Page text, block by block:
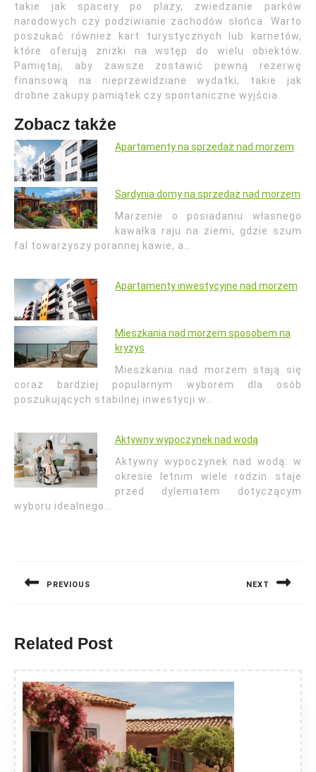
takie jak spacery po plaży, zwiedzanie parków
narodowych czy podziwianie zachodów słońca. Warto
poszukać również kart turystycznych lub karnetów,
które oferują zniżki na wstęp do wielu obiektów.
Pamiętaj, aby zawsze zostawić pewną rezerwę
finansową na nieprzewidziane wydatki, takie jak
drobne zakupy pamiątek czy spontaniczne wyjścia.
Zobacz także
Apartamenty na sprzedaż nad morzem
Sardynia domy na sprzedaż nad morzem
Marzenie o posiadaniu własnego
kawałka raju na ziemi, gdzie szum
fal towarzyszy porannej kawie, a…
Apartamenty inwestycyjne nad morzem
Mieszkania nad morzem sposobem na
kryzys
Mieszkania nad morzem stają się
coraz bardziej popularnym wyborem dla osób
poszukujących stabilnej inwestycji w…
Aktywny wypoczynek nad wodą
Aktywny wypoczynek nad wodą: w
okresie letnim wiele rodzin staje
przed dylematem dotyczącym
wyboru idealnego…
PREVIOUS NEXT
Related Post